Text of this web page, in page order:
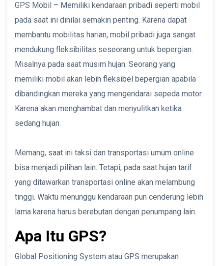
GPS Mobil – Memiliki kendaraan pribadi seperti mobil
pada saat ini dinilai semakin penting. Karena dapat
membantu mobilitas harian, mobil pribadi juga sangat
mendukung fleksibilitas seseorang untuk bepergian.
Misalnya pada saat musim hujan. Seorang yang
memiliki mobil akan lebih fleksibel bepergian apabila
dibandingkan mereka yang mengendarai sepeda motor.
Karena akan menghambat dan menyulitkan ketika
sedang hujan.
Memang, saat ini taksi dan transportasi umum online
bisa menjadi pilihan lain. Tetapi, pada saat hujan tarif
yang ditawarkan transportasi online akan melambung
tinggi. Waktu menunggu kendaraan pun cenderung lebih
lama karena harus berebutan dengan penumpang lain.
Apa Itu GPS?
Global Positioning System atau GPS merupakan